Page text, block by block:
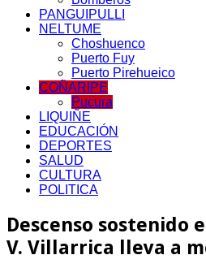
PANGUIPULLI
NELTUME
Choshuenco
Puerto Fuy
Puerto Pirehueico
COÑARIPE
Pucura
LIQUIÑE
EDUCACIÓN
DEPORTES
SALUD
CULTURA
POLITICA
Descenso sostenido
V. Villarrica lleva a